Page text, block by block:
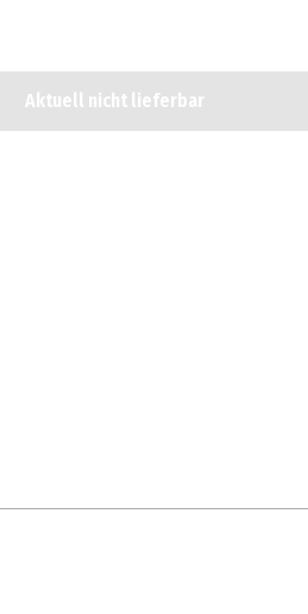
Aktuell nicht lieferbar